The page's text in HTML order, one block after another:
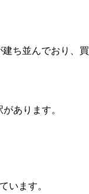
ち並んでおり、買
あります。
います。